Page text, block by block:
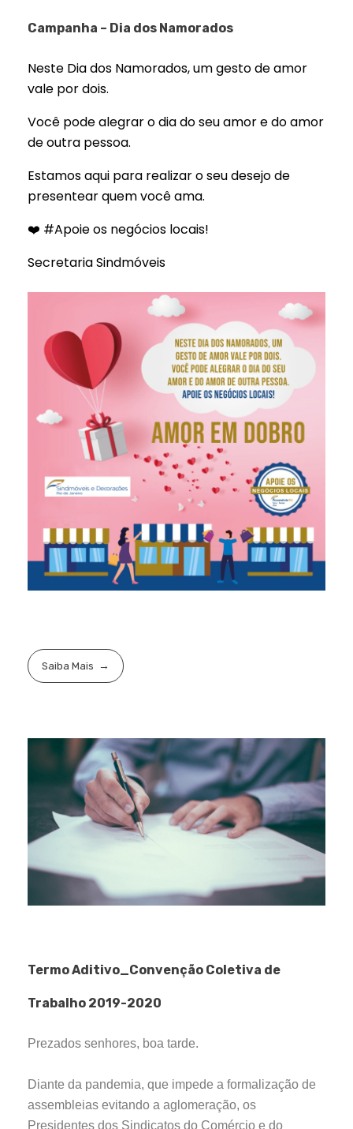
Campanha – Dia dos Namorados
Neste Dia dos Namorados, um gesto de amor
vale por dois.
Você pode alegrar o dia do seu amor e do amor
de outra pessoa.
Estamos aqui para realizar o seu desejo de
presentear quem você ama.
❤️ #Apoie os negócios locais!
Secretaria Sindmóveis
Saiba Mais
Termo Aditivo_Convenção Coletiva de
Trabalho 2019-2020
Prezados senhores, boa tarde.
Diante da pandemia, que impede a formalização de
assembleias evitando a aglomeração, os
Presidentes dos Sindicatos do Comércio e do